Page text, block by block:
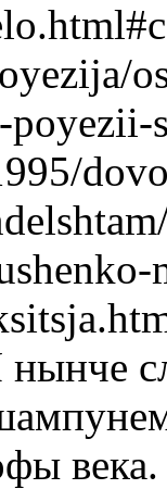
нынче
века.